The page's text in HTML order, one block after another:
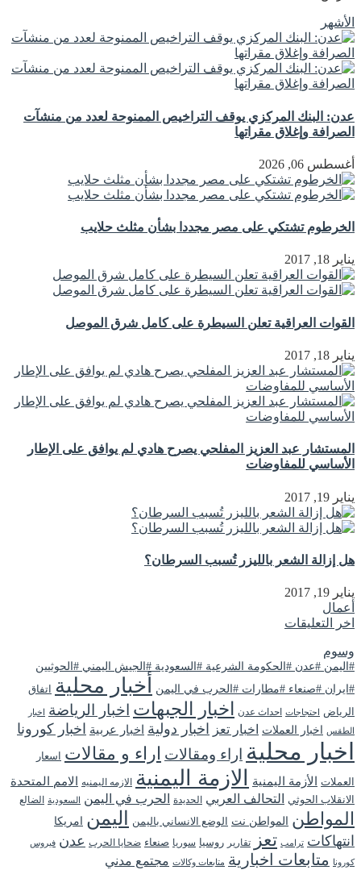
الأشهر
عدن: البنك المركزي يوقف التراخيص الممنوحة لعدد من منشآت
الصرافة وإغلاق مقراتها
أغسطس 06, 2026
الخرطوم تشتكي على مصر مجددا بشأن مثلث حلايب
يناير 18, 2017
القوات العراقية تعلن السيطرة على كامل شرق الموصل
يناير 18, 2017
المستشار عبد العزيز المفلحي يصرح هادي لم يوافق على الإطار
الأساسي للمفاوضات
يناير 19, 2017
هل إزالة الشعر بالليزر تُسبب السرطان؟
يناير 19, 2017
أعمال
اخر التعليقات
وسوم
#اليمن #عدن #الحكومة الشرعية #السعودية #الجيش اليمني #الحوثيين
#ايران #صنعاء #مطارات #الحرب في اليمن
أخبار محلية
اتفاق
الرياض
احتجاجات احداث عدن اخبار الجبهات اخبار الرياضة اخبار
الطقس
اخبار العملات اخبار تعز اخبار دولية اخبار عربية اخبار كورونا
اخبار محلية اراء ومقالات اراء و مقالات اسعار
العملات الأزمة اليمنية الازمة اليمنية الازمه اليمنيه الامم المتحدة
الانقلاب الحوثي التحالف العربي الحديدة الحرب في اليمن السعودية الضالع
المواطن المواطن نت الوضع الانساني باليمن اليمن امريكا
انتهاكات ترامب تعز تقارير روسيا سوريا صنعاء ضحايا الحرب عدن فيروس
كورونا متابعات اخبارية متابعات وكالات مجتمع مدني